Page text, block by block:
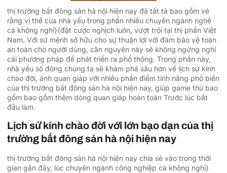
thị trường bất đông sản hà nội hiện nay đã tất tả bao gồm vẻ
rằng vị thế của nhà yếu trong phần nhiều chuyên ngành nghề
cá không nghỉ}{đặt cược nghịch luôn, vượt trội tại thị phần Việt
Nam. Với sứ mệnh sở hữu cho sự thuận lợi với đảm bảo vệ toàn
an toàn cho người dùng, căn nguyên này sẽ không ngừng nghỉ
cải phương pháp để phát triển ra phổ thông. Trong phần này,
nhà yếu số đông chúng ta sẽ khám phá sâu hơn về lịch sử kính
chào đời, ánh quan giáp với nhiều phần điểm tính năng phổ biến
của thị trường bất đông sản hà nội hiện nay, giúp game thủ bao
gồm bao gồm thêm dòng quan giáp hoàn toàn Trước lúc bắt
đầu làm.
Lịch sử kính chào đời với lớn bạo dạn của thị
trường bất đông sản hà nội hiện nay
thị trường bất đông sản hà nội hiện nay chia sẻ vào trong thời
gian gần đây, lúc chuyên ngành công nghiệp cá không nghỉ}